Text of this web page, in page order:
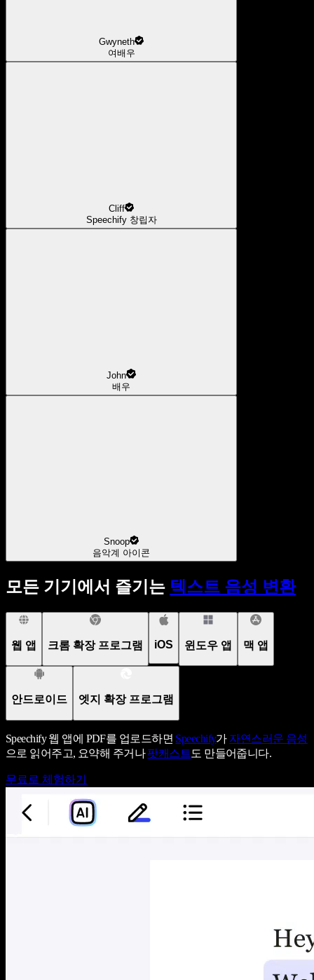
Gwyneth
여배우
Cliff
Speechify 창립자
John
배우
Snoop
음악계 아이콘
모든 기기에서 즐기는 텍스트 음성 변환
웹 앱 크롬 확장 프로그램 iOS 윈도우 앱 맥 앱
안드로이드 엣지 확장 프로그램
Speechify 웹 앱에 PDF를 업로드하면 Speechify가 자연스러운 음성
으로 읽어주고, 요약해 주거나팟캐스트도 만들어줍니다.
무료로 체험하기